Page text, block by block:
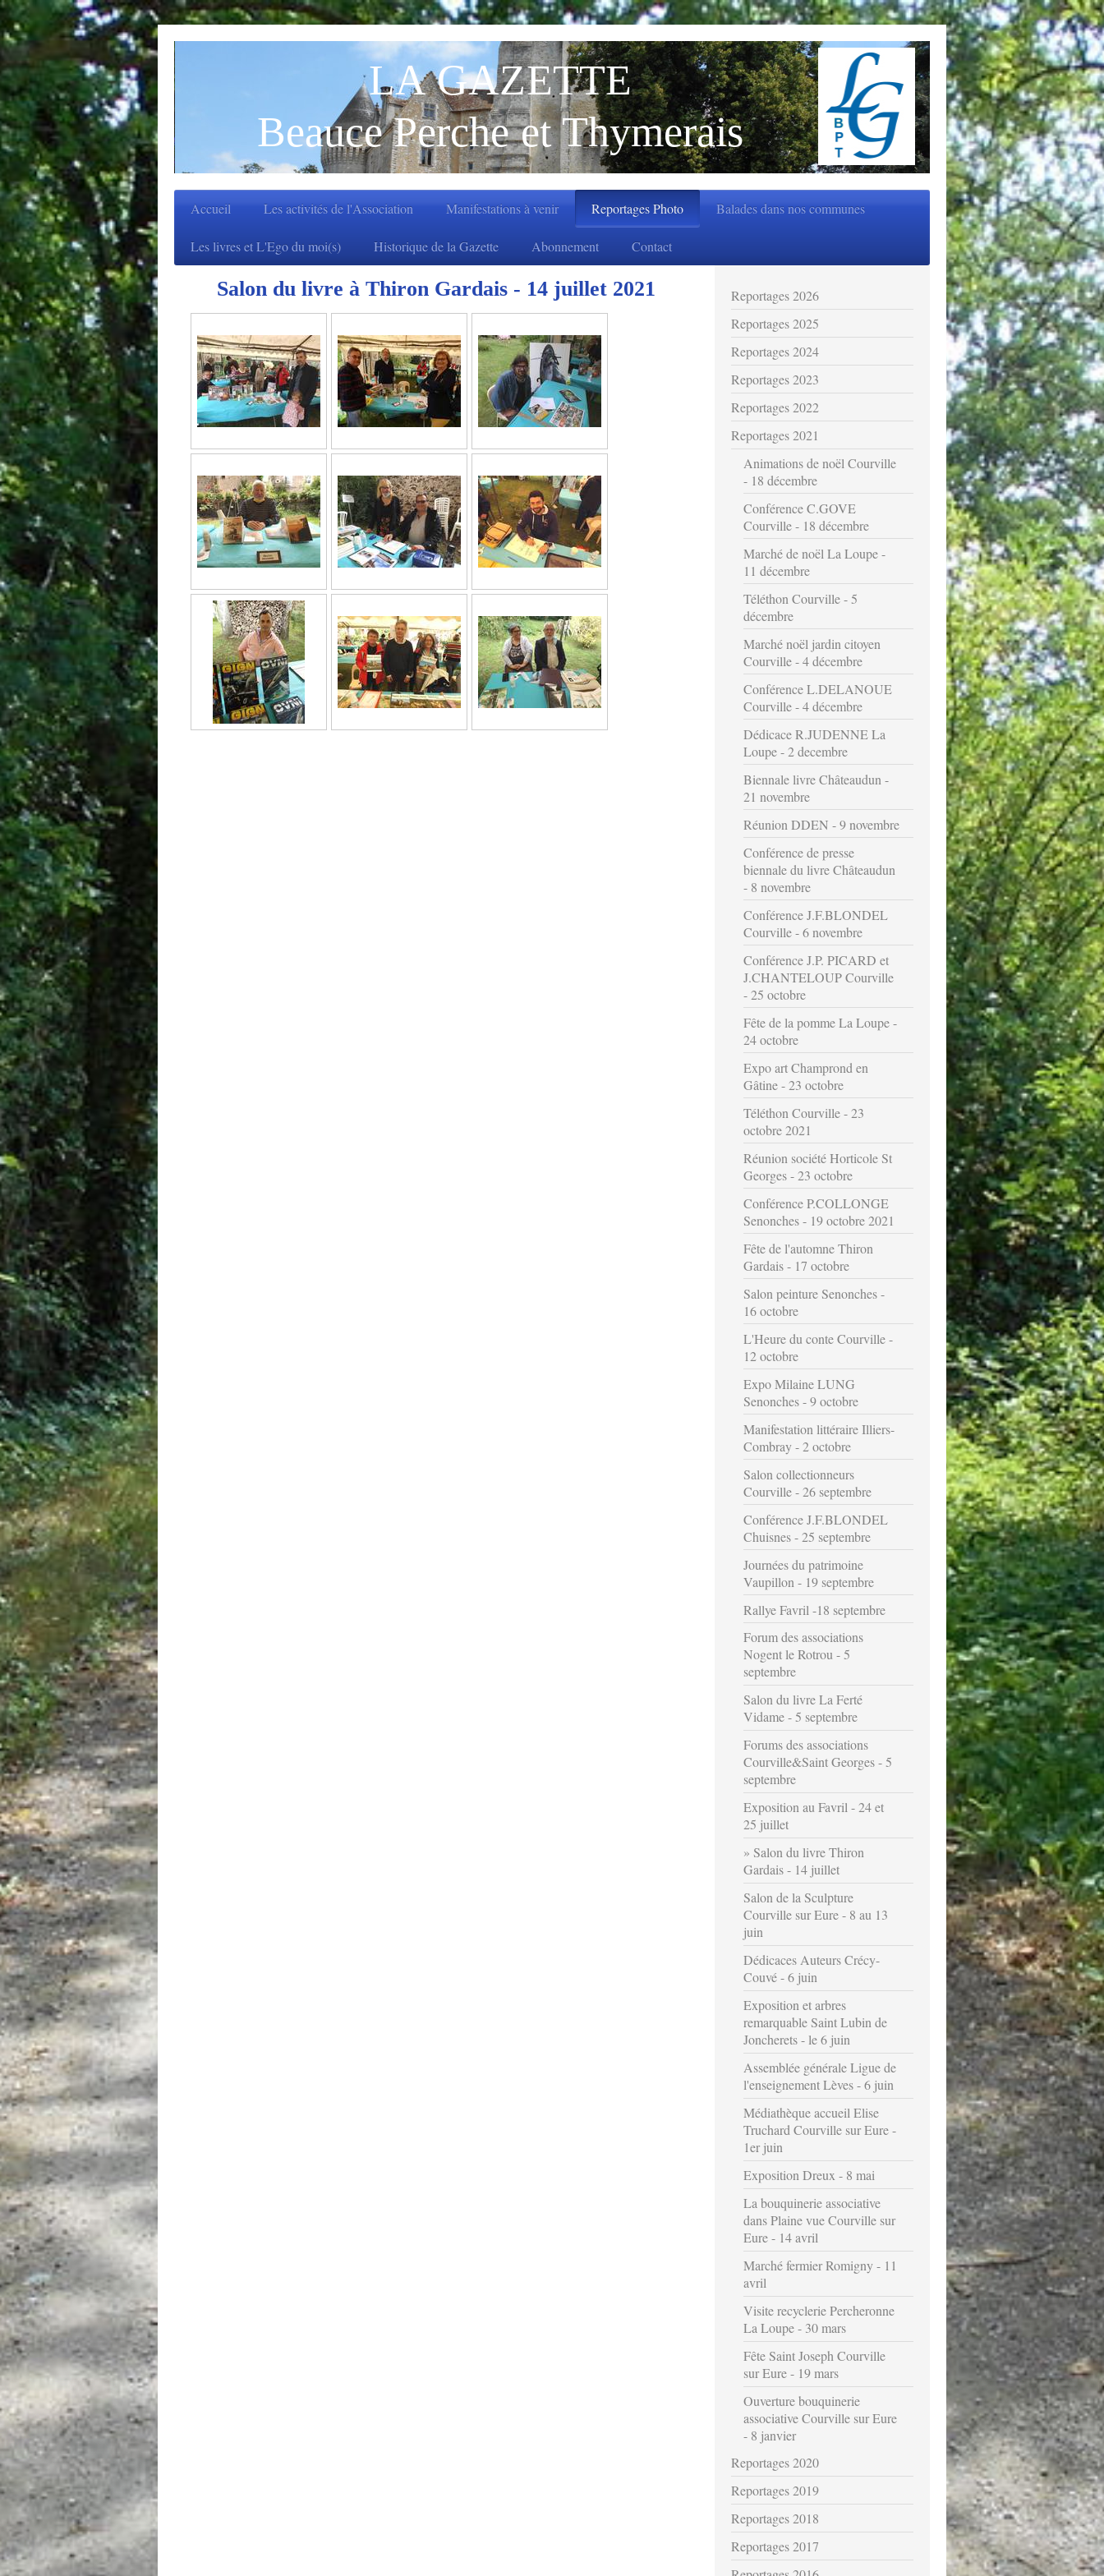
LA GAZETTE
Beauce Perche et Thymerais
Accueil Les activités de l'Association Manifestations à venir Reportages Photo Balades dans nos communes
Les livres et L'Ego du moi(s) Historique de la Gazette Abonnement Contact
Salon du livre à Thiron Gardais - 14 juillet 2021
Reportages 2026
Reportages 2025
Reportages 2024
Reportages 2023
Reportages 2022
Reportages 2021
Animations de noël Courville
- 18 décembre
Conférence C.GOVE
Courville - 18 décembre
Marché de noël La Loupe -
11 décembre
Téléthon Courville - 5
décembre
Marché noël jardin citoyen
Courville - 4 décembre
Conférence L.DELANOUE
Courville - 4 décembre
Dédicace R.JUDENNE La
Loupe - 2 decembre
Biennale livre Châteaudun -
21 novembre
Réunion DDEN - 9 novembre
Conférence de presse
biennale du livre Châteaudun
- 8 novembre
Conférence J.F.BLONDEL
Courville - 6 novembre
Conférence J.P. PICARD et
J.CHANTELOUP Courville
- 25 octobre
Fête de la pomme La Loupe -
24 octobre
Expo art Champrond en
Gâtine - 23 octobre
Téléthon Courville - 23
octobre 2021
Réunion société Horticole St
Georges - 23 octobre
Conférence P.COLLONGE
Senonches - 19 octobre 2021
Fête de l'automne Thiron
Gardais - 17 octobre
Salon peinture Senonches -
16 octobre
L'Heure du conte Courville -
12 octobre
Expo Milaine LUNG
Senonches - 9 octobre
Manifestation littéraire Illiers-
Combray - 2 octobre
Salon collectionneurs
Courville - 26 septembre
Conférence J.F.BLONDEL
Chuisnes - 25 septembre
Journées du patrimoine
Vaupillon - 19 septembre
Rallye Favril -18 septembre
Forum des associations
Nogent le Rotrou - 5
septembre
Salon du livre La Ferté
Vidame - 5 septembre
Forums des associations
Courville&Saint Georges - 5
septembre
Exposition au Favril - 24 et
25 juillet
Salon du livre Thiron
Gardais - 14 juillet
Salon de la Sculpture
Courville sur Eure - 8 au 13
juin
Dédicaces Auteurs Crécy-
Couvé - 6 juin
Exposition et arbres
remarquable Saint Lubin de
Joncherets - le 6 juin
Assemblée générale Ligue de
l'enseignement Lèves - 6 juin
Médiathèque accueil Elise
Truchard Courville sur Eure -
1er juin
Exposition Dreux - 8 mai
La bouquinerie associative
dans Plaine vue Courville sur
Eure - 14 avril
Marché fermier Romigny - 11
avril
Visite recyclerie Percheronne
La Loupe - 30 mars
Fête Saint Joseph Courville
sur Eure - 19 mars
Ouverture bouquinerie
associative Courville sur Eure
- 8 janvier
Reportages 2020
Reportages 2019
Reportages 2018
Reportages 2017